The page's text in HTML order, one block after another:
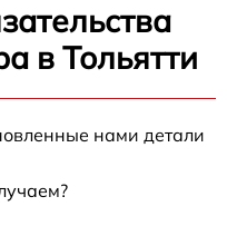
в Тольятти
нами детали